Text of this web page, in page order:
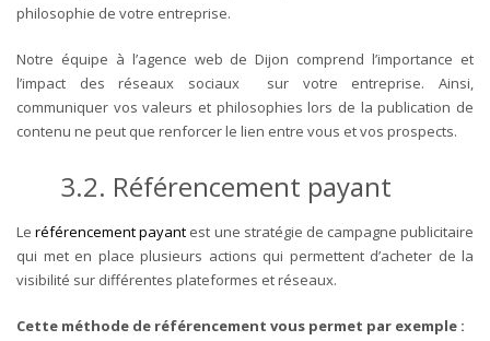
philosophie de votre entreprise.
Notre équipe à l’agence web de Dijon comprend l’importance et
l’impact des réseaux sociaux sur votre entreprise. Ainsi,
communiquer vos valeurs et philosophies lors de la publication de
contenu ne peut que renforcer le lien entre vous et vos prospects.
3.2. Référencement payant
Leréférencement payant est une stratégie de campagne publicitaire
qui met en place plusieurs actions qui permettent d’acheter de la
visibilité sur différentes plateformes et réseaux.
Cette méthode de référencement vous permet par exemple :